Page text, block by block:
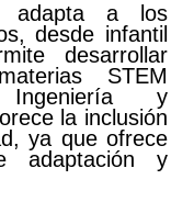
adapta a los
desde infantil
desarrollar
STEM
Ingeniería y
la inclusión
ya que ofrece
adaptación y